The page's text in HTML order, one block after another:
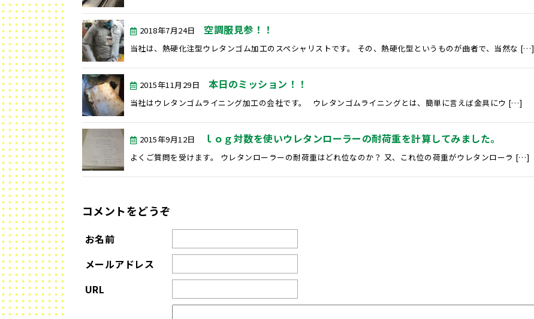
2018年7月24日 空調服見参！！
当社は、熱硬化注型ウレタンゴム加工のスペシャリストです。 その、熱硬化型というものが曲者で、当然な […]
2015年11月29日 本日のミッション！！
当社はウレタンゴムライニング加工の会社です。 ウレタンゴムライニングとは、簡単に言えば金具にウ […]
2015年9月12日 ｌｏｇ対数を使いウレタンローラーの耐荷重を計算してみました。
よくご質問を受けます。 ウレタンローラーの耐荷重はどれ位なのか？ 又、これ位の荷重がウレタンローラ […]
コメントをどうぞ
お名前
メールアドレス
URL